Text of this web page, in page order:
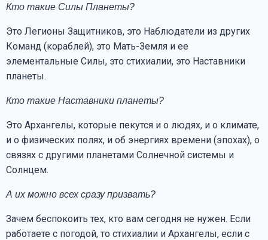
Кто такие Силы Планеты?
Это Легионы Защитников, это Наблюдатели из других
Команд (кораблей), это Мать-Земля и ее
элементальные Силы, это стихиалии, это Наставники
планеты.
Кто такие Наставники планеты?
Это Архангелы, которые пекутся и о людях, и о климате,
и о физических полях, и об энергиях времени (эпохах), о
связях с другими планетами Солнечной системы и
Солнцем.
А их можно всех сразу призвать?
Зачем беспокоить тех, кто вам сегодня не нужен. Если
работаете с погодой, то стихиалии и Архангелы, если с